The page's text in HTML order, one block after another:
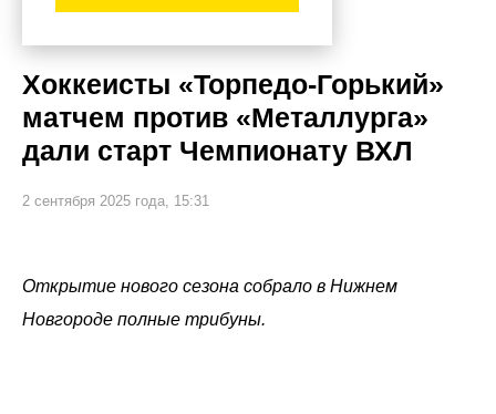
Хоккеисты «Торпедо-Горький»
матчем против «Металлурга»
дали старт Чемпионату ВХЛ
2 сентября 2025 года, 15:31
Открытие нового сезона собрало в Нижнем
Новгороде полные трибуны.